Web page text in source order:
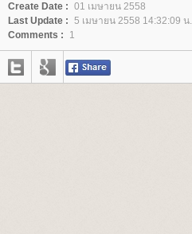
Create Date : 01 เมษายน 2558
Last Update : 5 เมษายน 2558 14:32:09 น.
Comments :
1